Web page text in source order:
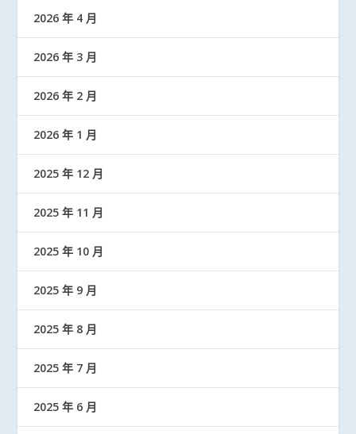
2026 年 4 月
2026 年 3 月
2026 年 2 月
2026 年 1 月
2025 年 12 月
2025 年 11 月
2025 年 10 月
2025 年 9 月
2025 年 8 月
2025 年 7 月
2025 年 6 月